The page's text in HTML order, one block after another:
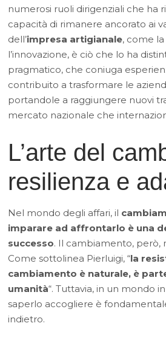
numerosi ruoli dirigenziali che ha
capacità di rimanere ancorato ai
dell’impresa artigianale, come
l’innovazione, è ciò che lo ha
pragmatico, che coniuga
contribuito a trasformare le
portandole a raggiungere nuovi
mercato nazionale che
L’arte del
resilienza e
Nel mondo degli affari, il
imparare ad affrontarlo è una
successo. Il cambiamento, però,
Come sottolinea Pierluigi, “la
cambiamento è naturale, è
umanità“. Tuttavia, in un mondo
saperlo accogliere è
indietro.